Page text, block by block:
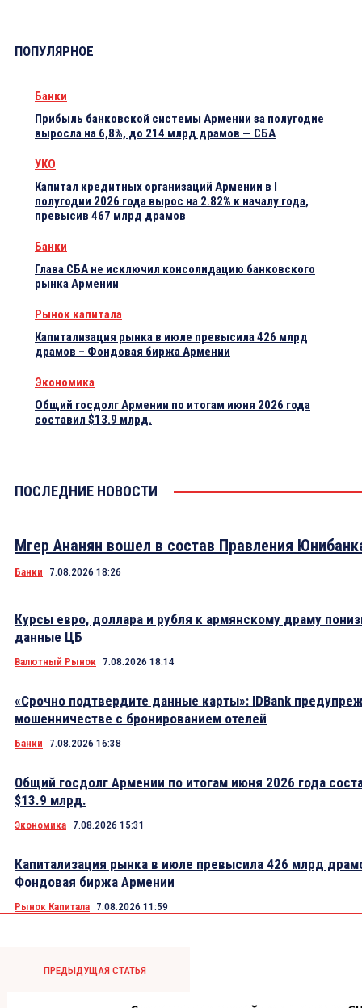
ПОПУЛЯРНОЕ
Банки
Прибыль банковской системы Армении за полугодие
выросла на 6,8%, до 214 млрд драмов — СБА
УКО
Капитал кредитных организаций Армении в I
полугодии 2026 года вырос на 2.82% к началу года,
превысив 467 млрд драмов
Банки
Глава СБА не исключил консолидацию банковского
рынка Армении
Рынок капитала
Капитализация рынка в июле превысила 426 млрд
драмов – Фондовая биржа Армении
Экономика
Общий госдолг Армении по итогам июня 2026 года
составил $13.9 млрд.
ПОСЛЕДНИЕ НОВОСТИ
Мгер Ананян вошел в состав Правления
Банки 7.08.2026 18:26
Курсы евро, доллара и рубля к армянскому драму
данные ЦБ
Валютный Рынок 7.08.2026 18:14
«Срочно подтвердите данные карты»: IDBank
мошенничестве с бронированием отелей
Банки 7.08.2026 16:38
Общий госдолг Армении по итогам июня 2026 года
$13.9 млрд.
Экономика 7.08.2026 15:31
Капитализация рынка в июле превысила 426 млрд
Фондовая биржа Армении
Рынок Капитала 7.08.2026 11:59
ПРЕДЫДУЩАЯ СТАТЬЯ